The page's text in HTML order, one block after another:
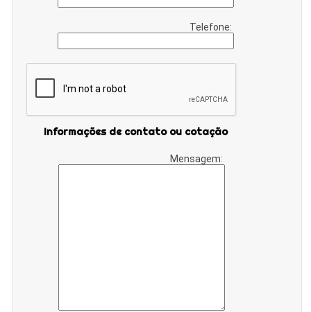
Telefone:
Informações de contato ou cotação
Mensagem: